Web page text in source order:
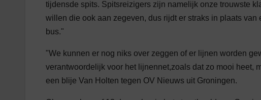
tijdensde spits. Spitsreizigers zijn namelijk onze trouwste
willen die ook aan zegeven, dus rijdt er straks in plaats
bus."
"We kunnen er nog niks over zeggen of er lijnen worden
verantwoordelijk voor het lijnennet,zoals dat zo mooi heet,
een blije Van Holten tegen OV Nieuws uit Groningen.